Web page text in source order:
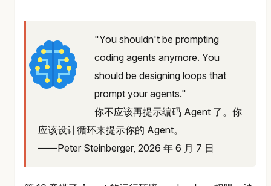
"You shouldn't be prompting
coding agents anymore. You
should be designing loops that
prompt your agents."
你不应该再提示编码 Agent 了。你
应该设计循环来提示你的 Agent。
——Peter Steinberger, 2026 年 6 月 7 日